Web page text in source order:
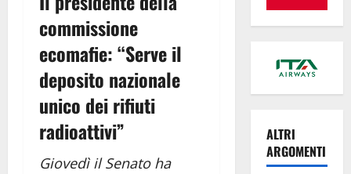
commissione
ecomafie: “Serve il
deposito nazionale
unico dei rifiuti
radioattivi”
Giovedì il Senato ha
ALTRI
ARGOMENTI